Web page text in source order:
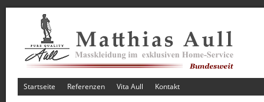
Startseite Referenzen Vita Aull Kontakt